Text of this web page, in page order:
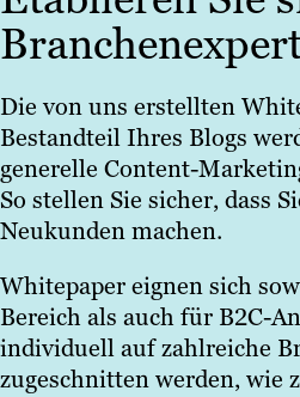
Die von uns erstellten
Bestandteil Ihres Blogs
generelle Content-
So stellen Sie sicher, dass
Neukunden machen.
Whitepaper eignen sich
Bereich als auch für B2C-
individuell auf zahlreiche
zugeschnitten werden, wie